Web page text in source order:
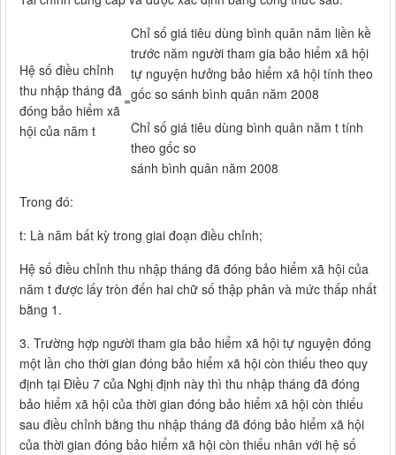
Hệ số điều chỉnh
thu nhập tháng đã
đóng bảo hiểm xã
hội của năm t
=
Chỉ số giá tiêu dùng bình quân năm liền kề
trước năm người tham gia bảo hiểm xã hội
tự nguyện hưởng bảo hiểm xã hội tính theo
gốc so sánh bình quân năm 2008
Chỉ số giá tiêu dùng bình quân năm t tính
theo gốc so
sánh bình quân năm 2008
Trong đó:
t: Là năm bất kỳ trong giai đoạn điều chỉnh;
Hệ số điều chỉnh thu nhập tháng đã đóng bảo hiểm xã hội của
năm t được lấy tròn đến hai chữ số thập phân và mức thấp nhất
bằng 1.
3. Trường hợp người tham gia bảo hiểm xã hội tự nguyện đóng
một lần cho thời gian đóng bảo hiểm xã hội còn thiếu theo quy
định tại Điều 7 của Nghị định này thì thu nhập tháng đã đóng
bảo hiểm xã hội của thời gian đóng bảo hiểm xã hội còn thiếu
sau điều chỉnh bằng thu nhập tháng đã đóng bảo hiểm xã hội
của thời gian đóng bảo hiểm xã hội còn thiếu nhân với hệ số